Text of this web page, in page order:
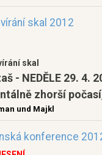
skal 2012
skal
- NEDĚLE 29. 4.
zhorší
und Majkl
konference